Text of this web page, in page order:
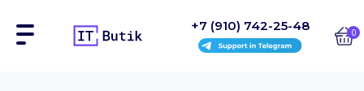
+7 (910) 742-25-48 0